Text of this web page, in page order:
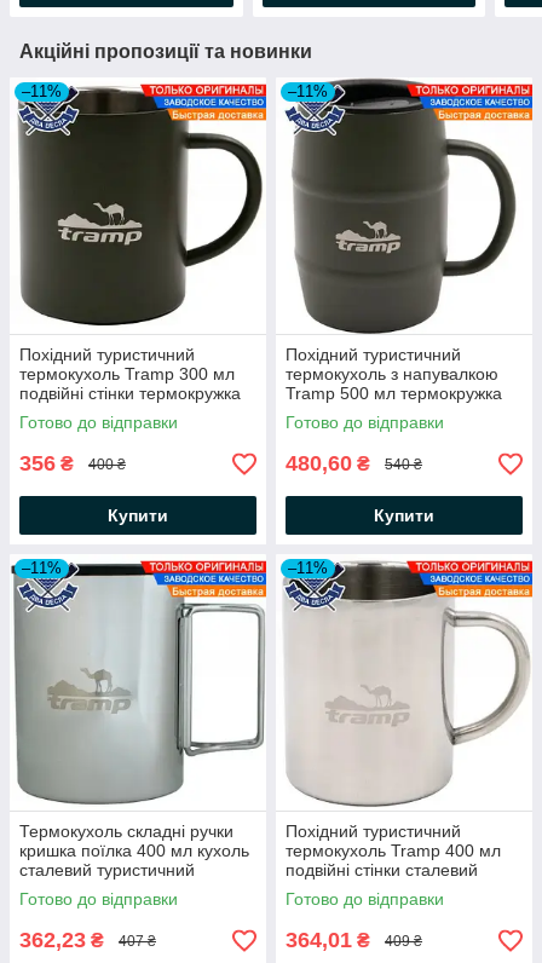
Акційні пропозиції та новинки
–11%
Похідний туристичний
термокухоль Tramp 300 мл
подвійні стінки термокружка
для кави чаю термокухоль
термос з нержавіючої сталі
Готово до відправки
356 ₴ 400 ₴
Купити
–11%
Похідний туристичний
термокухоль з напувалкою
Tramp 500 мл термокружка
для кави чаю термосклянка
термокухоль з нержавіючої
сталі
Готово до відправки
480,60 ₴ 540 ₴
Купити
–11%
Термокухоль складні ручки
кришка поїлка 400 мл кухоль
сталевий туристичний
похідний термокухоль зі сталі
Металік
Готово до відправки
362,23 ₴ 407 ₴
–11%
Похідний туристичний
термокухоль Tramp 400 мл
подвійні стінки сталевий
термокухоль для кави чаю
термокухоль з нержавіючої
сталі
Готово до відправки
364,01 ₴ 409 ₴